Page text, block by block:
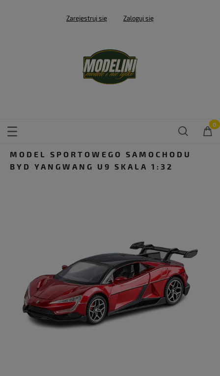
Zarejestruj się Zaloguj się
MODEL SPORTOWEGO SAMOCHODU
BYD YANGWANG U9 SKALA 1:32